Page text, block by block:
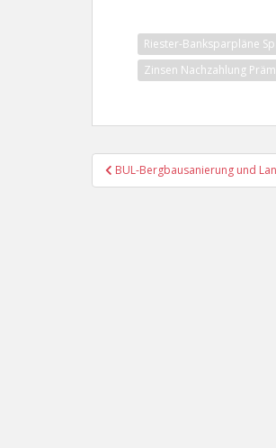
Riester-Banksparpläne
Zinsen Nachzahlung
BUL-Bergbausanierung und